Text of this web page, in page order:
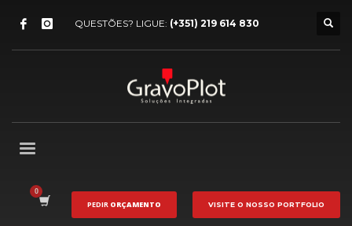
QUESTÕES? LIGUE: (+351) 219 614 830
PEDIR ORÇAMENTO VISITE O NOSSO PORTFOLIO